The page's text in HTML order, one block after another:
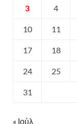
3 4
10 11
17 18
24 25
31
« Ιούλ